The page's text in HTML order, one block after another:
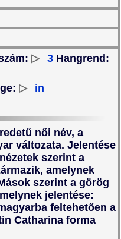
▷ 3 Hangrend:
▷
in
női név, a
változata. Jelentése
szerint a
amelynek
szerint a görög
jelentése:
feltehetően a
Catharina forma